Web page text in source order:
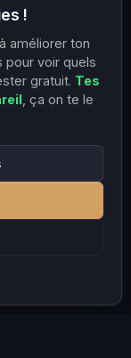
!
améliorer ton
pour voir quels
gratuit. Tes
, ça on te le